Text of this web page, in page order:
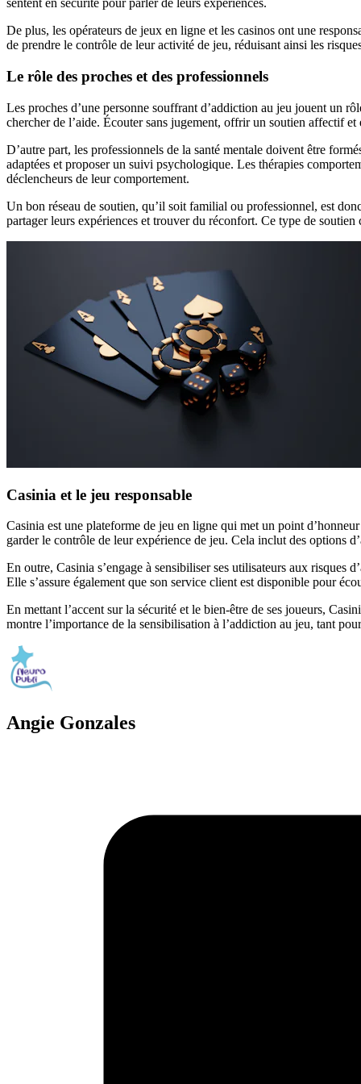
sentent en sécurité pour parler de leurs expériences.
De plus, les opérateurs de jeux en ligne et les casinos ont une
de prendre le contrôle de leur activité de jeu, réduisant ainsi les
Le rôle des proches et des professionnels
Les proches d’une personne souffrant d’addiction au jeu jouent un
chercher de l’aide. Écouter sans jugement, offrir un soutien affectif
D’autre part, les professionnels de la santé mentale doivent être
adaptées et proposer un suivi psychologique. Les thérapies
déclencheurs de leur comportement.
Un bon réseau de soutien, qu’il soit familial ou professionnel, est
partager leurs expériences et trouver du réconfort. Ce type de
Casinia et le jeu responsable
Casinia est une plateforme de jeu en ligne qui met un point
garder le contrôle de leur expérience de jeu. Cela inclut des options
En outre, Casinia s’engage à sensibiliser ses utilisateurs aux risques
Elle s’assure également que son service client est disponible pour
En mettant l’accent sur la sécurité et le bien-être de ses joueurs,
montre l’importance de la sensibilisation à l’addiction au jeu, tant
Angie Gonzales